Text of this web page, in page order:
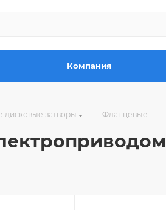
Компания
дисковые затворы — Фланцевые —